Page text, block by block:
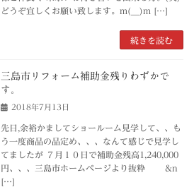
どうぞ宜しくお願い致します。m(__)m […]
続きを読む
三島市リフォーム補助金残りわずかで
す。
2018年7月13日
先日,余裕かましてショールーム見学して、、も
う一度商品の品定め、、、なんて感じで見学し
てましたが ７月１０日で補助金残高1,240,000
円、、、三島市ホームページより抜粋 &n
[…]